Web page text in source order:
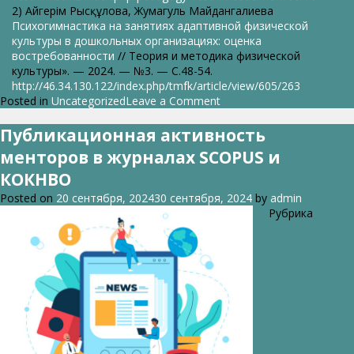
2) Айгерім Рысқұлова, Жумагуль Майдангалиева
Психогимнастика на занятиях адаптивной физической
культуры в дошкольных организациях: оценка
востребованности // Теория и методика физической
культуры». — 2024. — №3. — С.48-54.
http://46.34.130.122/index.php/tmfk/article/view/605/263
Posted in UncategorizedLeave a Commenton
менти
Публикационная активность
менторов в журналах SCOPUS и
КОКНВО
Posted on 20 сентября, 202430 сентября, 2024 by admin
Рубрика